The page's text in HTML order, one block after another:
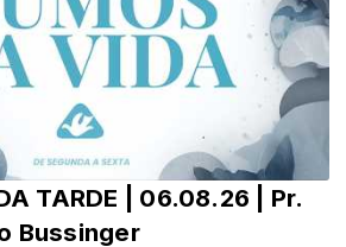
TARDE | 06.08.26 | Pr.
Bussinger